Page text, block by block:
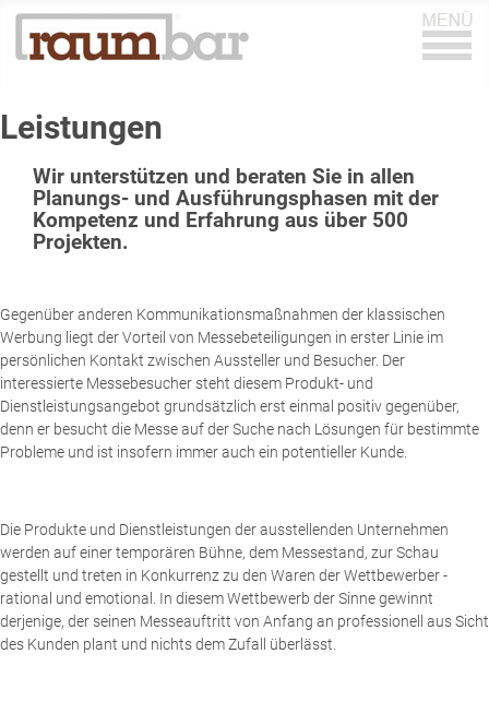
≡
Leistungen
Wir unterstützen und beraten Sie in allen
Planungs- und Ausführungsphasen mit der
Kompetenz und Erfahrung aus über 500
Projekten.
Gegenüber anderen Kommunikationsmaßnahmen der klassischen
Werbung liegt der Vorteil von Messebeteiligungen in erster Linie im
persönlichen Kontakt zwischen Aussteller und Besucher. Der
interessierte Messebesucher steht diesem Produkt- und
Dienstleistungsangebot grundsätzlich erst einmal positiv gegenüber,
denn er besucht die Messe auf der Suche nach Lösungen für bestimmte
Probleme und ist insofern immer auch ein potentieller Kunde.
Die Produkte und Dienstleistungen der ausstellenden Unternehmen
werden auf einer temporären Bühne, dem Messestand, zur Schau
gestellt und treten in Konkurrenz zu den Waren der Wettbewerber -
rational und emotional. In diesem Wettbewerb der Sinne gewinnt
derjenige, der seinen Messeauftritt von Anfang an professionell aus Sicht
des Kunden plant und nichts dem Zufall überlässt.